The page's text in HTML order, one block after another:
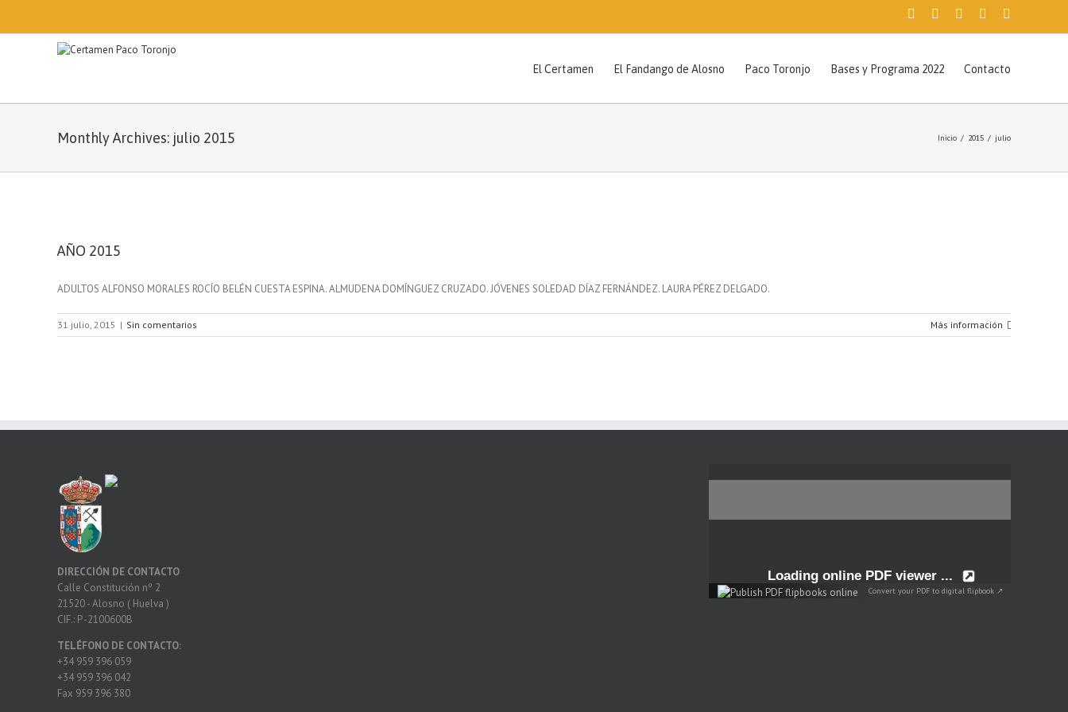
Facebook
TwitterInstagramPinterest
El Certamen El Fandango de Alosno Paco Toronjo Bases y Programa 2022 Contacto
Monthly Archives: julio 2015 Inicio / 2015 / julio
AÑO 2015
ADULTOS ALFONSO MORALES ROCÍO BELÉN CUESTA ESPINA. ALMUDENA DOMÍNGUEZ CRUZADO. JÓVENES SOLEDAD DÍAZ FERNÁNDEZ. LAURA PÉREZ DELGADO.
31 julio, 2015 | Sin comentarios Más información
DIRECCIÓN DE CONTACTO
Calle Constitución nº 2
21520 - Alosno ( Huelva )
CIF.: P -2100600B
TELÉFONO DE CONTACTO:
+34 959 396 059
+34 959 396 042
Fax 959 396 380
Convert your PDF to digital flipbook ↗